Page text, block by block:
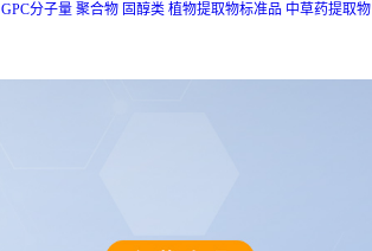
GPC分子量 聚合物 固醇类 植物提取物标准品 中草药提取物